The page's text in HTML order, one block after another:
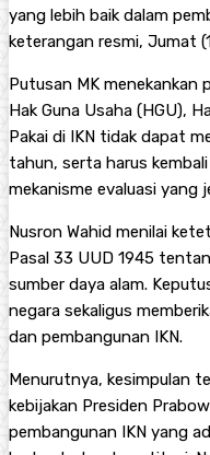
yang lebih baik dalam
keterangan resmi, Jumat
Putusan MK menekankan
Hak Guna Usaha (HGU),
Pakai di IKN tidak dapat
tahun, serta harus
mekanisme evaluasi yang
Nusron Wahid menilai
Pasal 33 UUD 1945
sumber daya alam.
negara sekaligus
dan pembangunan IKN.
Menurutnya, kesimpulan
kebijakan Presiden
pembangunan IKN yang